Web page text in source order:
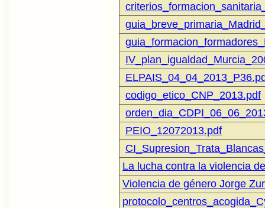
codigo_etico_CNP_2013.pdf
PEIO_12072013.pdf
La lucha contra la violencia
Violencia de género Jorge